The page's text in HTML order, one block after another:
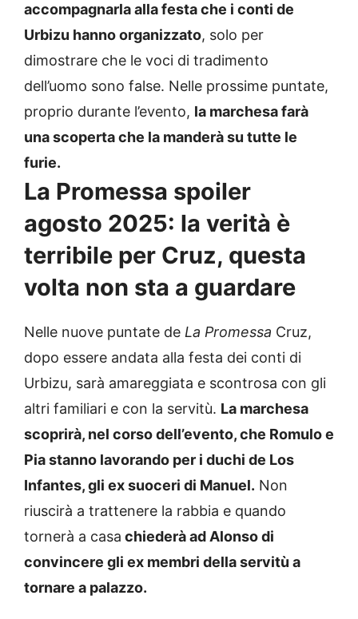
accompagnarla alla festa che i conti de
Urbizu hanno organizzato, solo per
dimostrare che le voci di tradimento
dell’uomo sono false. Nelle prossime puntate,
proprio durante l’evento, la marchesa farà
una scoperta che la manderà su tutte le
furie.
La Promessa spoiler
agosto 2025: la verità è
terribile per Cruz, questa
volta non sta a guardare
Nelle nuove puntate de La Promessa Cruz,
dopo essere andata alla festa dei conti di
Urbizu, sarà amareggiata e scontrosa con gli
altri familiari e con la servitù. La marchesa
scoprirà, nel corso dell’evento, che Romulo e
Pia stanno lavorando per i duchi de Los
Infantes, gli ex suoceri di Manuel. Non
riuscirà a trattenere la rabbia e quando
tornerà a casa chiederà ad Alonso di
convincere gli ex membri della servitù a
tornare a palazzo.